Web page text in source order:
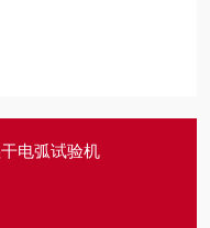
电弧试验机